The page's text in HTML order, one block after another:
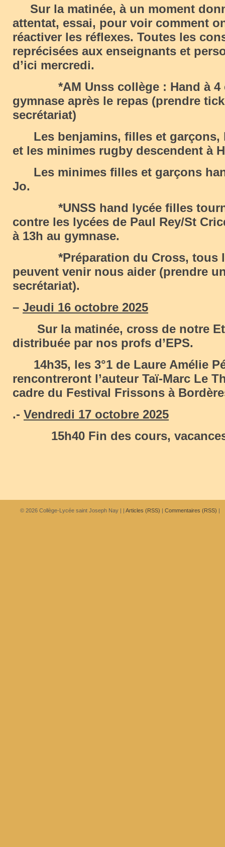
Sur la matinée, à un moment
attentat, essai, pour voir comment
réactiver les réflexes. Toutes les
reprécisées aux enseignants et
d’ici mercredi.
*AM Unss collège : Hand à 4
gymnase après le repas (prendre
secrétariat)
Les benjamins, filles et garçons,
et les minimes rugby descendent à
Les minimes filles et garçons
Jo.
*UNSS hand lycée filles
contre les lycées de Paul Rey/St
à 13h au gymnase.
*Préparation du Cross, tous
peuvent venir nous aider (prendre
secrétariat).
– Jeudi 16 octobre 2025
Sur la matinée, cross de notre
distribuée par nos profs d’EPS.
14h35, les 3°1 de Laure Amélie
rencontreront l’auteur Taï-Marc Le
cadre du Festival Frissons à
.- Vendredi 17 octobre 2025
15h40 Fin des cours,
© 2026 Collège-Lycée saint Joseph Nay | | Articles (RSS) | Commentaires (RSS) |